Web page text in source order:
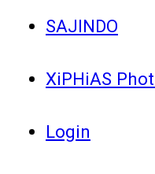
SAJINDO
XiPHiAS
Login